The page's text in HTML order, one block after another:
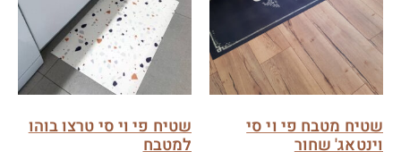
שטיח מטבח פי וי סי
וינטאג' שחור
שטיח פי וי סי טרצו בוהו
למטבח